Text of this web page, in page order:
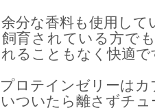
余分な香料も使用し
育されている方で
れることもなく快適で
ロテインゼリーは
ついたら離さずチ